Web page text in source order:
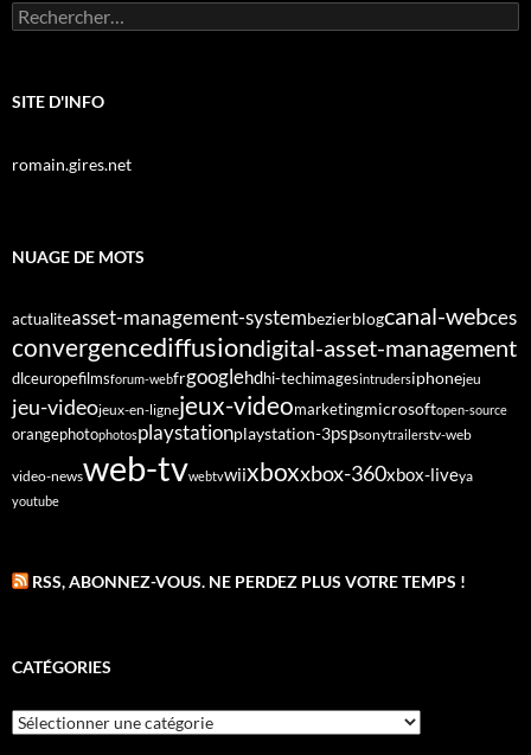
Rechercher :
SITE D'INFO
romain.gires.net
NUAGE DE MOTS
actualiteasset-management-systembezierblogcanal-webces
convergencediffusiondigital-asset-management
dlceuropefilmsforum-webfrgooglehdhi-techimagesintrudersiphonejeu
jeu-videojeux-en-lignejeux-videomarketingmicrosoftopen-source
orangephotophotosplaystationplaystation-3pspsonytrailerstv-web
video-newsweb-tvwebtvwiixboxxbox-360xbox-liveya
youtube
RSS, ABONNEZ-VOUS. NE PERDEZ PLUS VOTRE TEMPS !
CATÉGORIES
Catégories